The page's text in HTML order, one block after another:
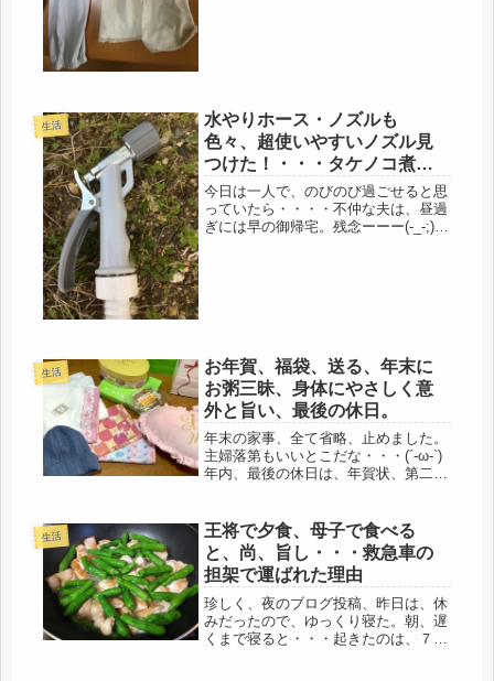
生活
水やりホース・ノズルも
色々、超使いやすいノズル見
つけた！・・・タケノコ煮ま
した、旨し旨し
今日は一人で、のびのび過ごせると思
っていたら・・・・不仲な夫は、昼過
ぎには早の御帰宅。残念ーーー(-_-;)昼
生活
お年賀、福袋、送る、年末に
お粥三昧、身体にやさしく意
外と旨い、最後の休日。
年末の家事、全て省略、止めました。
主婦落第もいいとこだな・・・(´-ω-`)
年内、最後の休日は、年賀状、第二
事にしました。母への福袋、送りまし
た。宅急便、ムチャクチャ遅延し...
生活
王将で夕食、母子で食べる
と、尚、旨し・・・救急車の
担架で運ばれた理由
珍しく、夜のブログ投稿、昨日は、休
みだったので、ゆっくり寝た。朝、遅
くまで寝ると・・・起きたのは、７時